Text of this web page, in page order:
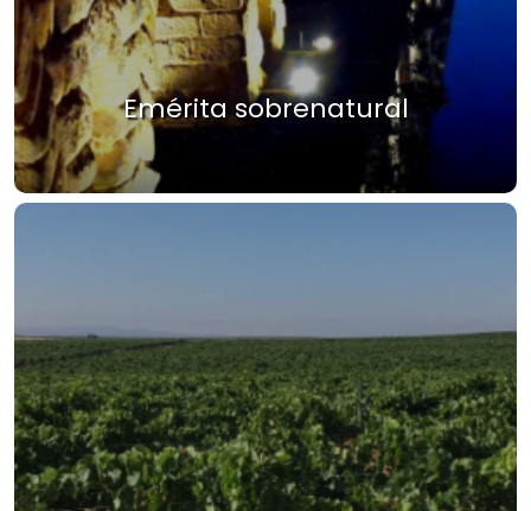
Emérita sobrenatural